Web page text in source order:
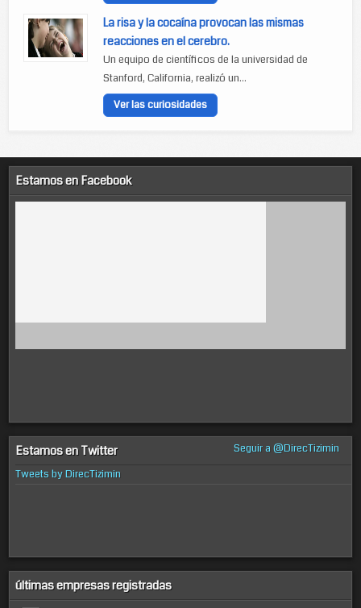
La risa y la cocaína provocan las mismas
reacciones en el cerebro.
Un equipo de científicos de la universidad de
Stanford, California, realizó un...
Ver las curiosidades
Estamos en Facebook
Estamos en Twitter
Seguir a @DirecTizimin
Tweets by DirecTizimin
últimas empresas registradas